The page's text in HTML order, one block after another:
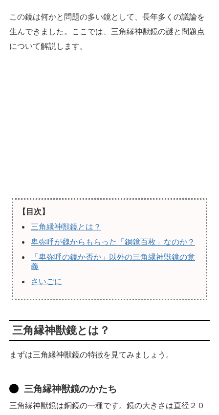
この鏡は何かと問題の多い鏡として、長年多くの議論を
生んできました。ここでは、三角縁神獣鏡の謎と問題点
について解説します。
【目次】
三角縁神獣鏡とは？
卑弥呼が魏からもらった「銅鏡百枚」なのか？
「卑弥呼の鏡か否か」以外の三角縁神獣鏡の意
義
さいごに
三角縁神獣鏡とは？
まずは三角縁神獣鏡の特徴を見てみましょう。
三角縁神獣鏡のかたち
三角縁神獣鏡は銅鏡の一種です。鏡の大きさは直径２０